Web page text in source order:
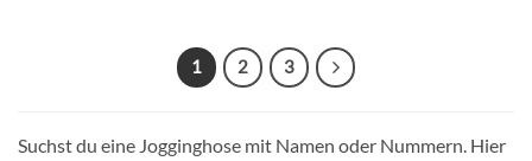
1 2 3
Suchst du eine Jogginghose mit Namen oder Nummern. Hier